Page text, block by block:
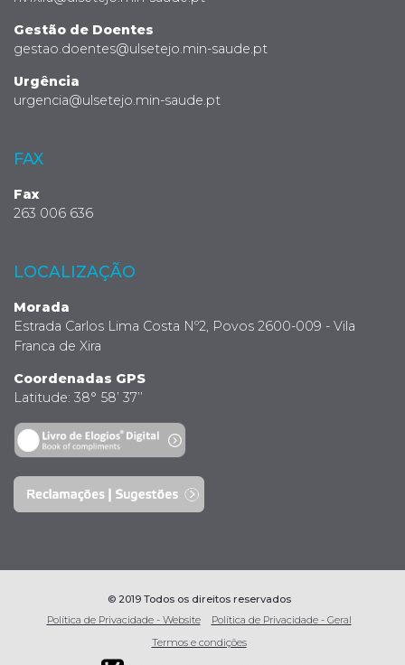
Gestão de Doentes
gestao.doentes@ulsetejo.min-saude.pt
Urgência
urgencia@ulsetejo.min-saude.pt
FAX
Fax
263 006 636
LOCALIZAÇÃO
Morada
Estrada Carlos Lima Costa Nº2, Povos 2600-009 - Vila
Franca de Xira
Coordenadas GPS
Latitude: 38° 58’ 37’’
© 2019 Todos os direitos reservados
Política de Privacidade - Website
Política de Privacidade - Geral
Termos e condições